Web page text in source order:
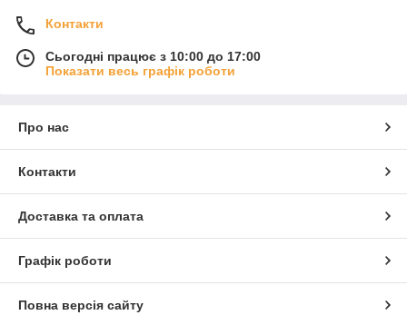
Контакти
Сьогодні працює з 10:00 до 17:00
Показати весь графік роботи
Про нас
Контакти
Доставка та оплата
Графік роботи
Повна версія сайту